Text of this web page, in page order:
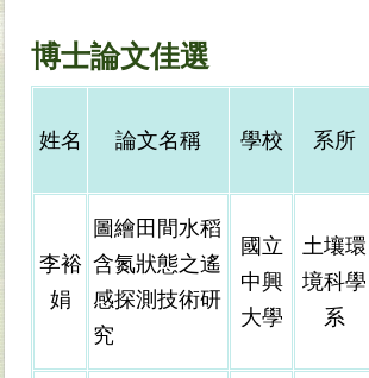
博士論文佳選
姓名 論文名稱 學校 系所
李裕
娟
圖繪田間水稻
含氮狀態之遙
感探測技術研
究
國立
中興
大學
土壤環
境科學
系